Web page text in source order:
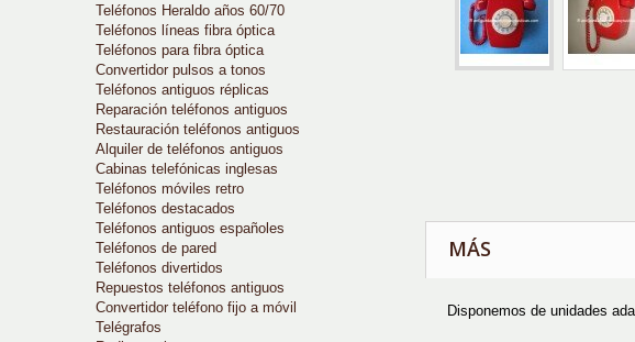
Teléfonos Heraldo años 60/70
Teléfonos líneas fibra óptica
Teléfonos para fibra óptica
Convertidor pulsos a tonos
Teléfonos antiguos réplicas
Reparación teléfonos antiguos
Restauración teléfonos antiguos
Alquiler de teléfonos antiguos
Cabinas telefónicas inglesas
Teléfonos móviles retro
Teléfonos destacados
Teléfonos antiguos españoles
Teléfonos de pared
Teléfonos divertidos
Repuestos teléfonos antiguos
Convertidor teléfono fijo a móvil
Telégrafos
MÁS
Disponemos de unidades